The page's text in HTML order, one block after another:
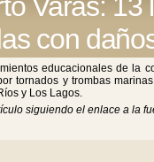
con
educacionales de la
tornados y trombas
y Los Lagos.
siguiendo el enlace a la